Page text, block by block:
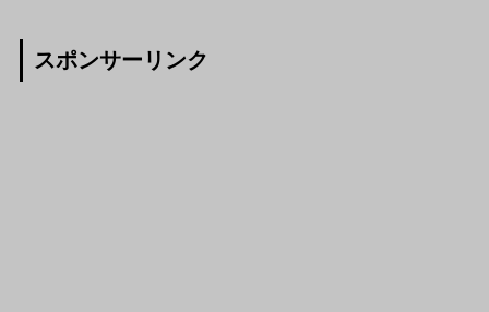
スポンサーリンク